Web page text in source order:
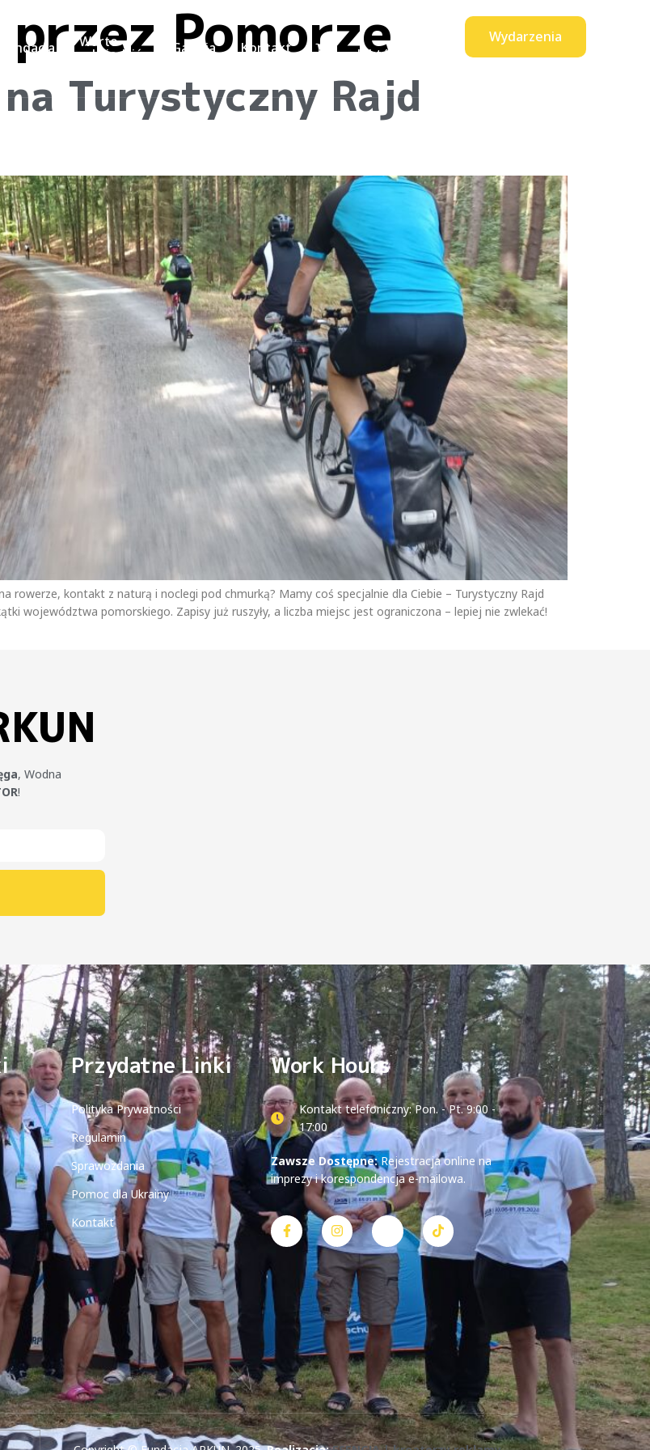
Fundacja Warto
odwiedzić Galeria Kontakt 0
produktów
Wydarzenia
Pomorze
Turystyczny Rajd
rowerze, kontakt z naturą i noclegi pod chmurką? Mamy coś specjalnie dla Ciebie – Turystyczny Rajd
województwa pomorskiego. Zapisy już ruszyły, a liczba miejsc jest ograniczona – lepiej nie zwlekać!
, Wodna
!
Przydatne Linki
Polityka Prywatności
Regulamin
Sprawozdania
Pomoc dla Ukrainy
Kontakt
Work Hours
Kontakt telefoniczny: Pon. - Pt. 9:00 -
17:00
Zawsze Dostępne:Rejestracja online na
imprezy i korespondencja e-mailowa.